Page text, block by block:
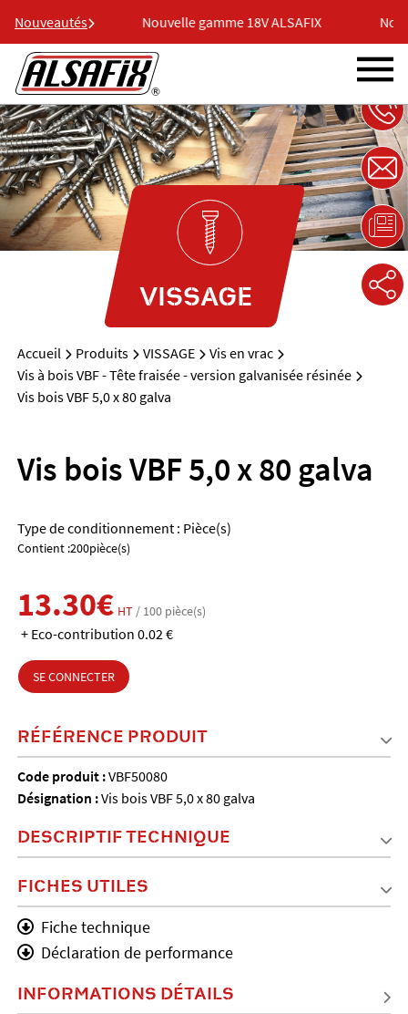
Nouveautés
ALSAFIX Nouvelle gamme 18V ALSAFIX
VISSAGE
Accueil Produits VISSAGE
Vis en vrac
Vis à bois VBF - Tête fraisée - version galvanisée résinée
Vis bois VBF 5,0 x 80 galva
Vis bois VBF 5,0 x 80 galva
Type de conditionnement : Pièce(s)
Contient :200pièce(s)
13.30€ HT / 100 pièce(s)
+ Eco-contribution 0.02 €
SE CONNECTER
RÉFÉRENCE PRODUIT
Code produit :VBF50080
Désignation :Vis bois VBF 5,0 x 80 galva
DESCRIPTIF TECHNIQUE
FICHES UTILES
Fiche technique
Déclaration de performance
INFORMATIONS DÉTAILS